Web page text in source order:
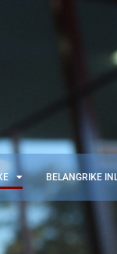
BELANGRIKE